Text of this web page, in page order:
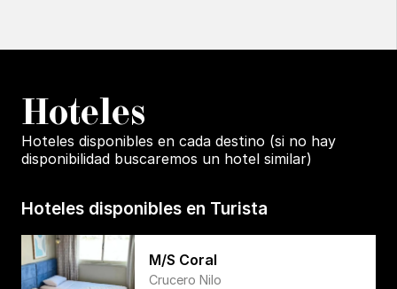
Hoteles
Hoteles disponibles en cada destino (si no hay
disponibilidad buscaremos un hotel similar)
Hoteles disponibles en Turista
M/S Coral
Crucero Nilo